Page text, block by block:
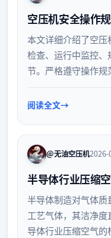
空压机安全操作
本文详细介绍了空
检查、运行中监控
节。严格遵守操作
阅读全文
@无油空压机2026-
半导体行业压缩
半导体制造对气体
工艺气体，其洁净
导体行业压缩空气